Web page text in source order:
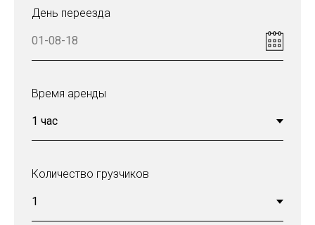
День переезда
Время аренды
Количество грузчиков